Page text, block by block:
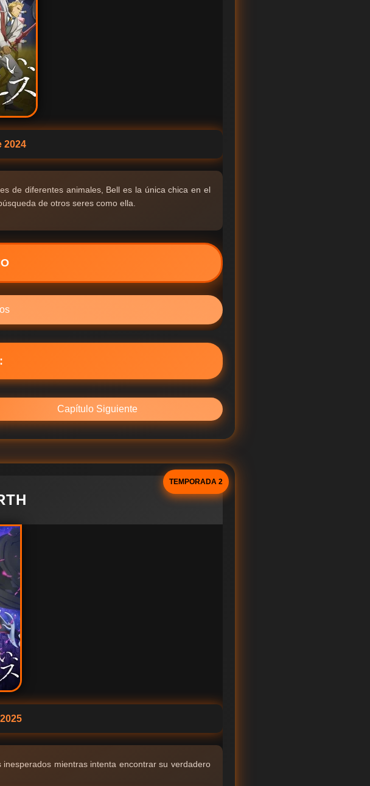
2024
de diferentes animales, Bell es la única chica en el
de otros seres como ella.
Capítulo Siguiente
TEMPORADA 2
mientras intenta encontrar su verdadero